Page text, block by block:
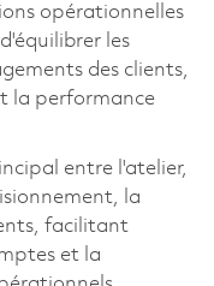
opérationnelles
les
des clients,
la performance
entre l'atelier,
la
facilitant
et la